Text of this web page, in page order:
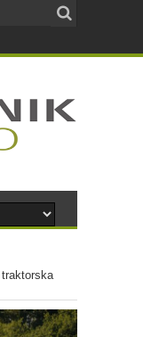
traktorska